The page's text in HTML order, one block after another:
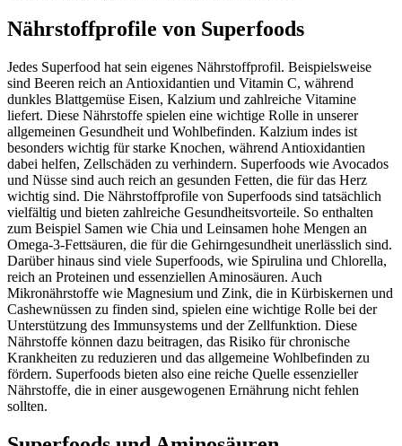
Nährstoffprofile von Superfoods
Jedes Superfood hat sein eigenes Nährstoffprofil. Beispielsweise
sind Beeren reich an Antioxidantien und Vitamin C, während
dunkles Blattgemüse Eisen, Kalzium und zahlreiche Vitamine
liefert. Diese Nährstoffe spielen eine wichtige Rolle in unserer
allgemeinen Gesundheit und Wohlbefinden. Kalzium indes ist
besonders wichtig für starke Knochen, während Antioxidantien
dabei helfen, Zellschäden zu verhindern. Superfoods wie Avocados
und Nüsse sind auch reich an gesunden Fetten, die für das Herz
wichtig sind. Die Nährstoffprofile von Superfoods sind tatsächlich
vielfältig und bieten zahlreiche Gesundheitsvorteile. So enthalten
zum Beispiel Samen wie Chia und Leinsamen hohe Mengen an
Omega-3-Fettsäuren, die für die Gehirngesundheit unerlässlich sind.
Darüber hinaus sind viele Superfoods, wie Spirulina und Chlorella,
reich an Proteinen und essenziellen Aminosäuren. Auch
Mikronährstoffe wie Magnesium und Zink, die in Kürbiskernen und
Cashewnüssen zu finden sind, spielen eine wichtige Rolle bei der
Unterstützung des Immunsystems und der Zellfunktion. Diese
Nährstoffe können dazu beitragen, das Risiko für chronische
Krankheiten zu reduzieren und das allgemeine Wohlbefinden zu
fördern. Superfoods bieten also eine reiche Quelle essenzieller
Nährstoffe, die in einer ausgewogenen Ernährung nicht fehlen
sollten.